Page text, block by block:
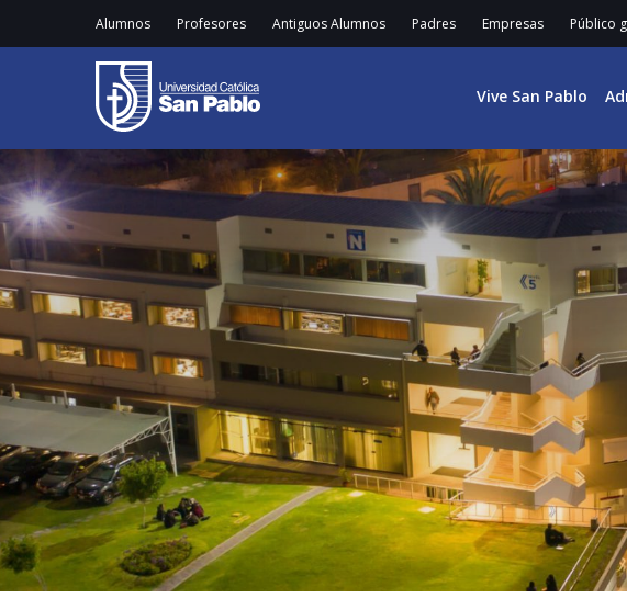
Alumnos Profesores Antiguos Alumnos Padres Empresas Público
Vive San Pablo